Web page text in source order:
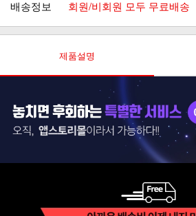
배송정보 회원/비회원 모두 무료배송
제품설명